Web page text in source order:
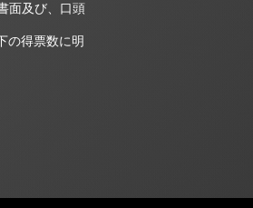
面及び、口頭
の得票数に明